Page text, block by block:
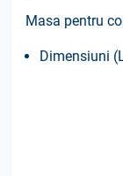
Masa pentru
Dimensiuni